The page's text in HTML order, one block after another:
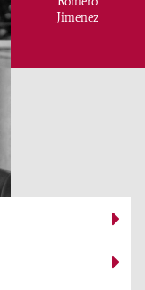
Jimenez